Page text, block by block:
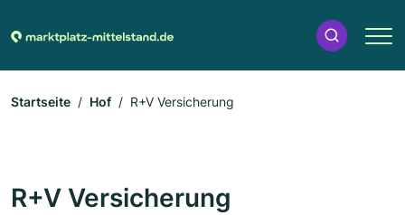
Startseite Hof R+V Versicherung
R+V Versicherung